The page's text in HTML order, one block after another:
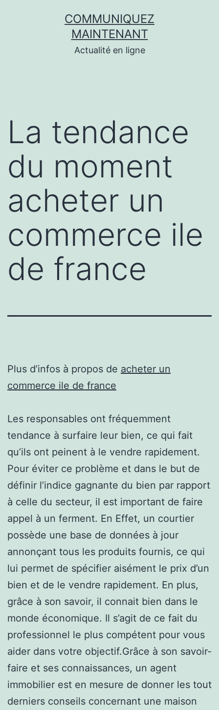
COMMUNIQUEZ
MAINTENANT
Actualité en ligne
La tendance
du moment
acheter un
commerce ile
de france
Plus d’infos à propos de acheter un
commerce ile de france
Les responsables ont fréquemment
tendance à surfaire leur bien, ce qui fait
qu’ils ont peinent à le vendre rapidement.
Pour éviter ce problème et dans le but de
définir l’indice gagnante du bien par rapport
à celle du secteur, il est important de faire
appel à un ferment. En Effet, un courtier
possède une base de données à jour
annonçant tous les produits fournis, ce qui
lui permet de spécifier aisément le prix d’un
bien et de le vendre rapidement. En plus,
grâce à son savoir, il connait bien dans le
monde économique. Il s’agit de ce fait du
professionnel le plus compétent pour vous
aider dans votre objectif.Grâce à son savoir-
faire et ses connaissances, un agent
immobilier est en mesure de donner les tout
derniers conseils concernant une maison